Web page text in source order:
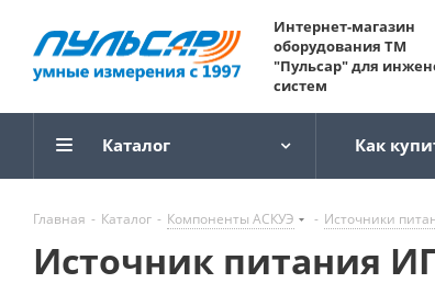
Интернет-магазин
оборудования ТМ
"Пульсар" для
систем
Каталог Как
Главная - Каталог - Компоненты АСКУЭ - Источники
Источник питания ИП